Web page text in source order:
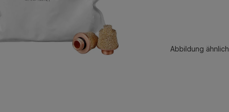
Abbildung ähnlich